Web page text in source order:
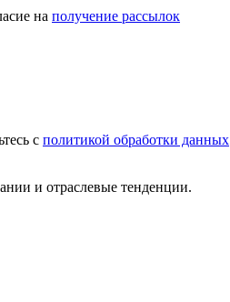
на получение рассылок
с политикой обработки данных
и отраслевые тенденции.